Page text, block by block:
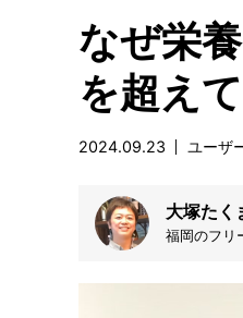
なぜ栄
を超え
2024.09.23 ユーザ
大塚たく
福岡のフリ